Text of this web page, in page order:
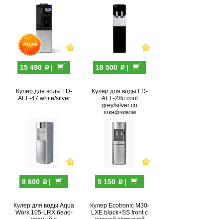
15 490 p| 18 500 p|
Кулер для воды LD-
AEL-47 white/silver
8 600 p|
Кулер для воды LD-
AEL-28c cool
grey/silver со
шкафчиком
9 150 p|
Кулер для воды Aqua
Work 105-LRX бело-
Кулер Ecotronic M30-
LXE black+SS front с